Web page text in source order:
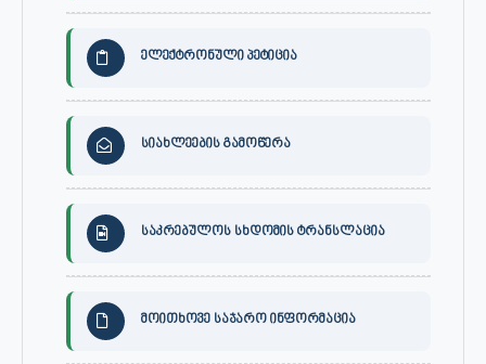
ელექტრონული პეტიცია
სიახლეების გამოწერა
საკრებულოს სხდომის ტრანსლაცია
მოითხოვე საჯარო ინფორმაცია